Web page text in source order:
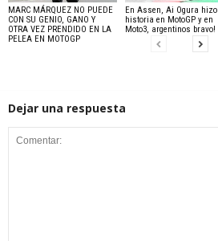
MARC MÁRQUEZ NO PUEDE
CON SU GENIO, GANO Y
OTRA VEZ PRENDIDO EN LA
PELEA EN MOTOGP
En Assen, Ai Ogura hizo
historia en MotoGP y en
Moto3, argentinos bravo!
Dejar una respuesta